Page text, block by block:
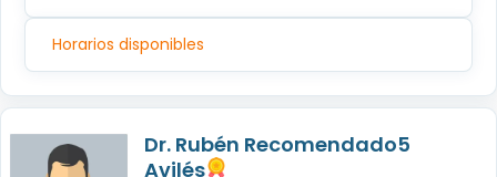
Horarios disponibles
Dr. Rubén Recomendado5
Avilés